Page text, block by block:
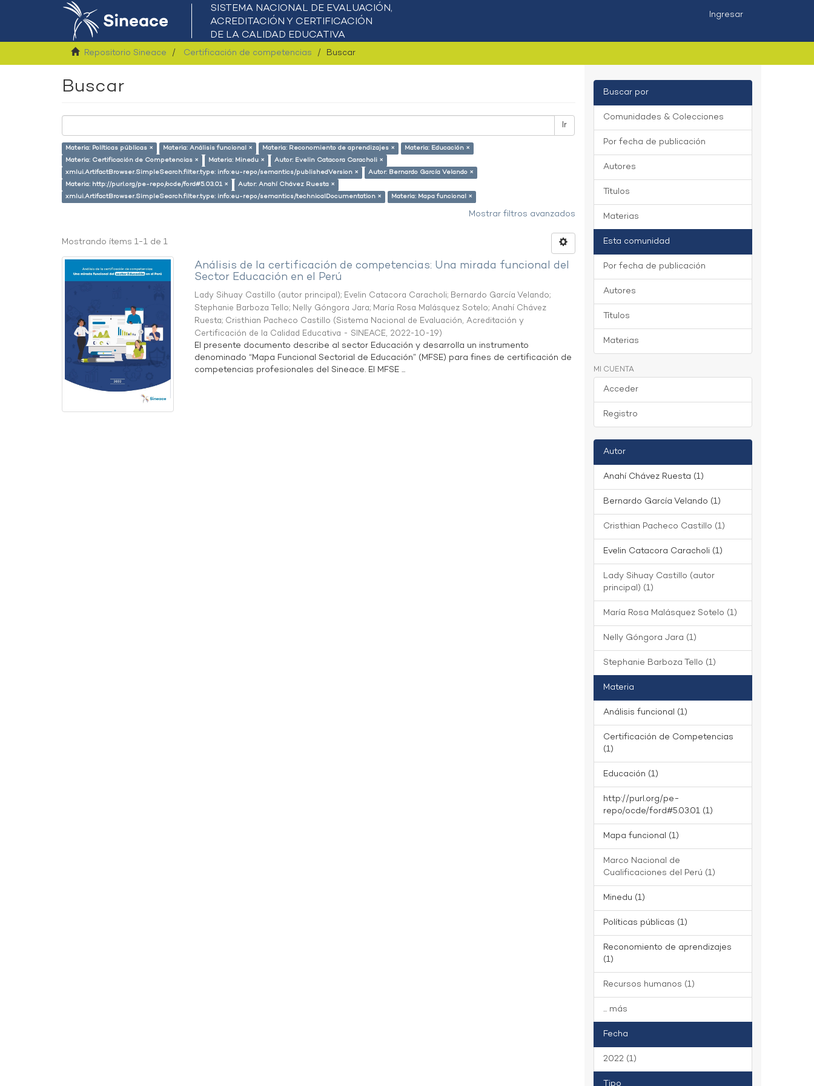
Ingresar
Repositorio Sineace Certificación de competencias Buscar
Buscar
Ir
Materia: Políticas públicas × Materia: Análisis funcional × Materia: Reconomiento de aprendizajes ×
Materia: Educación ×
Materia: Certificación de Competencias ×
Materia: Minedu ×
Autor: Evelin Catacora Caracholi ×
xmlui.ArtifactBrowser.SimpleSearch.filter.type: info:eu-repo/semantics/publishedVersion ×
Autor: Bernardo García Velando ×
Materia: http://purl.org/pe-repo/ocde/ford#5.03.01 ×
Autor: Anahí Chávez Ruesta ×
xmlui.ArtifactBrowser.SimpleSearch.filter.type: info:eu-repo/semantics/technicalDocumentation ×
Materia: Mapa funcional ×
Mostrar filtros avanzados
Mostrando ítems 1-1 de 1
Análisis de la certificación de competencias: Una mirada funcional del
Sector Educación en el Perú
Lady Sihuay Castillo (autor principal); Evelin Catacora Caracholi; Bernardo García Velando;
Stephanie Barboza Tello; Nelly Góngora Jara; María Rosa Malásquez Sotelo;Anahí Chávez
Ruesta; Cristhian Pacheco Castillo (Sistema Nacional de Evaluación, Acreditación y
Certificación de la Calidad Educativa - SINEACE, 2022-10-19)
El presente documento describe al sector Educación y desarrolla un instrumento
denominado “Mapa Funcional Sectorial de Educación” (MFSE) para fines de certificación de
competencias profesionales del Sineace. El MFSE ...
Buscar por
Comunidades & Colecciones
Por fecha de publicación
Autores
Títulos
Materias
Esta comunidad
Por fecha de publicación
Autores
Títulos
Materias
MI CUENTA
Acceder
Registro
Autor
Anahí Chávez Ruesta (1)
Bernardo García Velando (1)
Cristhian Pacheco Castillo (1)
Evelin Catacora Caracholi (1)
Lady Sihuay Castillo (autor
principal) (1)
María Rosa Malásquez Sotelo (1)
Nelly Góngora Jara (1)
Stephanie Barboza Tello (1)
Materia
Análisis funcional (1)
Certificación de Competencias
(1)
Educación (1)
http://purl.org/pe-
repo/ocde/ford#5.03.01 (1)
Mapa funcional (1)
Marco Nacional de
Cualificaciones del Perú (1)
Minedu (1)
Políticas públicas (1)
Reconomiento de aprendizajes
(1)
Recursos humanos (1)
... más
Fecha
2022 (1)